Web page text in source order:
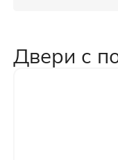
Двери с